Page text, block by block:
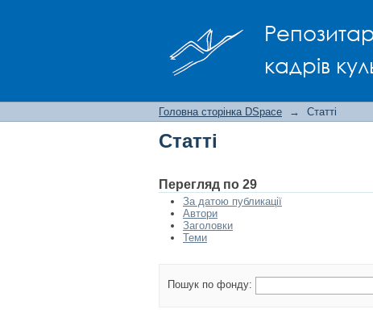
кадрів
Головна сторінка DSpace → Статті
Статті
Перегляд по 29
За датою публикації
Автори
Заголовки
Теми
Пошук по фонду: